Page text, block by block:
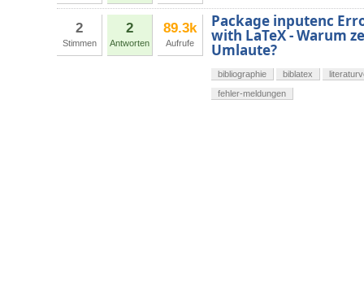
2
Stimmen
2
Antworten
89.3k
Aufrufe
Package inputenc
with LaTeX - Warum
Umlaute?
bibliographie biblatex
fehler-meldungen